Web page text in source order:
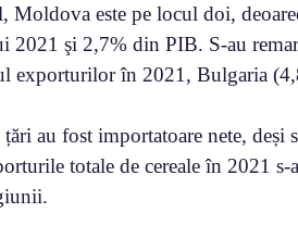
Moldova este pe locul doi,
2021 şi 2,7% din PIB. S-au
exporturilor în 2021, Bulgaria
au fost importatoare nete, deși
totale de cereale în 2021